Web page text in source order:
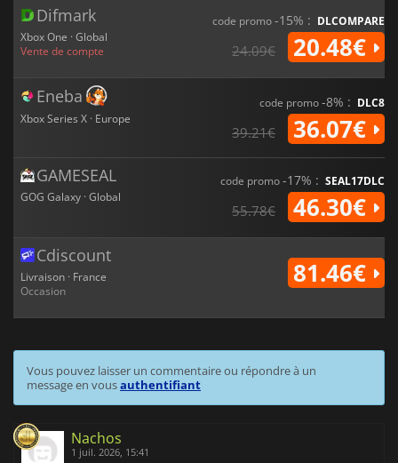
Difmark
Xbox One · Global
Vente de compte
code promo-15% : DLCOMPARE
24.09€ 20.48€
Eneba
Xbox Series X · Europe
code promo-8% : DLC8
39.21€ 36.07€
GAMESEAL
GOG Galaxy · Global
code promo-17% : SEAL17DLC
55.78€ 46.30€
Cdiscount
Livraison · France
Occasion
81.46€
Vous pouvez laisser un commentaire ou répondre à un
message en vousauthentifiant
Nachos
1 juil. 2026, 15:41